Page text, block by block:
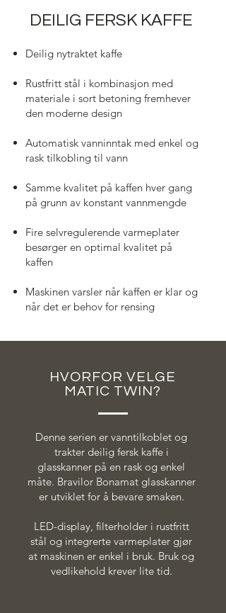
DEILIG FERSK KAFFE
Deilig nytraktet kaffe
Rustfritt stål i kombinasjon med
materiale i sort betoning fremhever
den moderne design
Automatisk vanninntak med enkel og
rask tilkobling til vann
Samme kvalitet på kaffen hver gang
på grunn av konstant vannmengde
Fire selvregulerende varmeplater
besørger en optimal kvalitet på
kaffen
Maskinen varsler når kaffen er klar og
når det er behov for rensing
HVORFOR VELGE
MATIC TWIN?
Denne serien er vanntilkoblet og
trakter deilig fersk kaffe i
glasskanner på en rask og enkel
måte. Bravilor Bonamat glasskanner
er utviklet for å bevare smaken.
LED-display, filterholder i rustfritt
stål og integrerte varmeplater gjør
at maskinen er enkel i bruk. Bruk og
vedlikehold krever lite tid.